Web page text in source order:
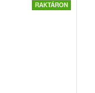
RAKTÁRON